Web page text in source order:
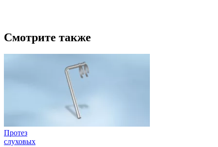
Смотрите также
Протез
слуховых